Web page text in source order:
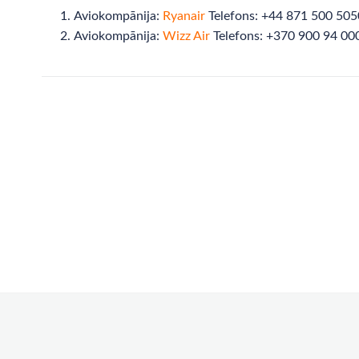
Aviokompānija: Ryanair Telefons: +44 871 500
Aviokompānija: Wizz Air Telefons: +370 900 94